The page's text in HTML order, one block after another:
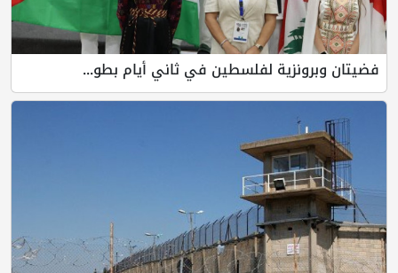
فضيتان وبرونزية لفلسطين في ثاني أيام بطو...